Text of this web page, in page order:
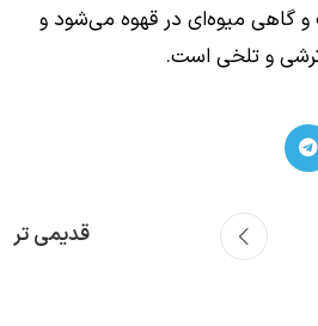
میوه‌ای در قهوه می‌شود و
و تلخی است.
قدیمی تر